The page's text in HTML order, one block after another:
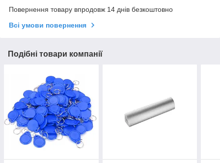
Повернення товару впродовж 14 днів безкоштовно
Всі умови повернення
Подібні товари компанії